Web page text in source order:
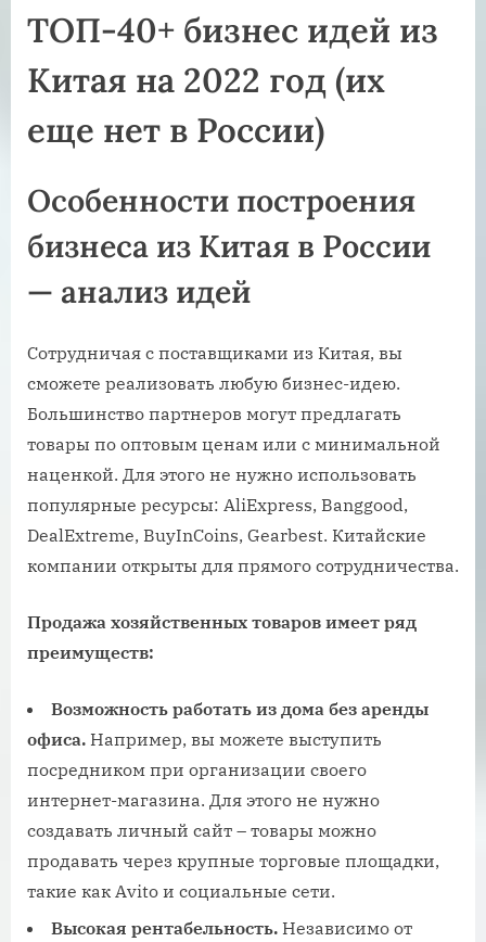
ТОП-40+ бизнес идей из
Китая на 2022 год (их
еще нет в России)
Особенности построения
бизнеса из Китая в России
— анализ идей
Сотрудничая с поставщиками из Китая, вы
сможете реализовать любую бизнес-идею.
Большинство партнеров могут предлагать
товары по оптовым ценам или с минимальной
наценкой. Для этого не нужно использовать
популярные ресурсы: AliExpress, Banggood,
DealExtreme, BuyInCoins, Gearbest. Китайские
компании открыты для прямого сотрудничества.
Продажа хозяйственных товаров имеет ряд
преимуществ:
Возможность работать из дома без аренды
офиса. Например, вы можете выступить
посредником при организации своего
интернет-магазина. Для этого не нужно
создавать личный сайт – товары можно
продавать через крупные торговые площадки,
такие как Avito и социальные сети.
Высокая рентабельность. Независимо от